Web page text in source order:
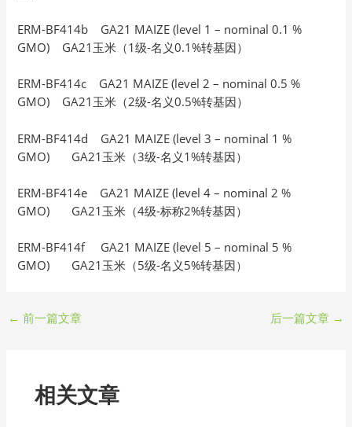
ERM-BF414b GA21 MAIZE (level 1 – nominal 0.1 %
GMO) GA21玉米（1级-名义0.1%转基因）
ERM-BF414c GA21 MAIZE (level 2 – nominal 0.5 %
GMO) GA21玉米（2级-名义0.5%转基因）
ERM-BF414d GA21 MAIZE (level 3 – nominal 1 %
GMO) GA21玉米（3级-名义1%转基因）
ERM-BF414e GA21 MAIZE (level 4 – nominal 2 %
GMO) GA21玉米（4级-标称2%转基因）
ERM-BF414f GA21 MAIZE (level 5 – nominal 5 %
GMO) GA21玉米（5级-名义5%转基因）
← 前一篇文章 后一篇文章 →
相关文章